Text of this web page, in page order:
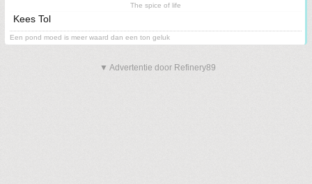
The spice of life
Kees Tol
Een pond moed is meer waard dan een ton geluk
▼ Advertentie door Refinery89